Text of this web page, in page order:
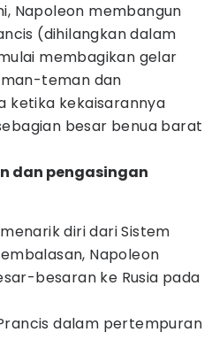
Napoleon membangun
(dihilangkan dalam
membagikan gelar
teman dan
ketika kekaisarannya
besar benua barat
dan pengasingan
menarik diri dari Sistem
Napoleon
besaran ke Rusia pada
dalam pertempuran